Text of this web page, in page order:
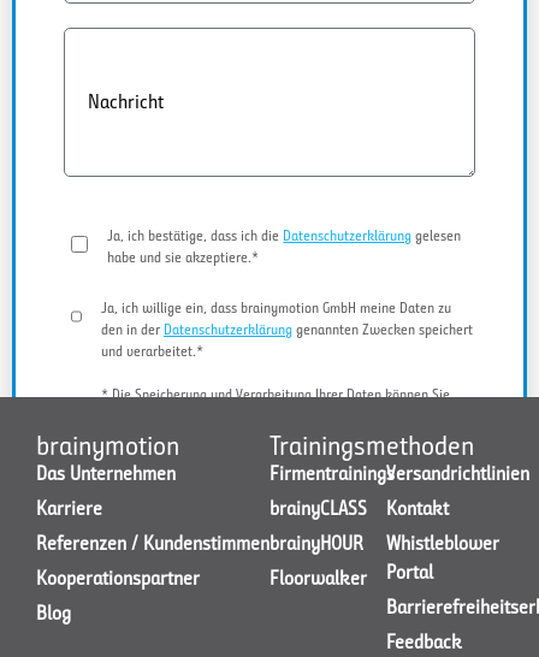
Nachricht
Ja, ich bestätige, dass ich die Datenschutzerklärung gelesen
habe und sie akzeptiere.*
Ja, ich willige ein, dass brainymotion GmbH meine Daten zu
den in der Datenschutzerklärung genannten Zwecken speichert
und verarbeitet.*
* Die Speicherung und Verarbeitung Ihrer Daten können Sie
JETZT KONTAKT AUFNEHMEN
brainymotion
Das Unternehmen
Karriere
Referenzen / Kundenstimmen
Kooperationspartner
Blog
Trainingsmethoden
Firmentrainings
brainyCLASS
brainyHOUR
Floorwalker
Versandrichtlinien
Kontakt
Whistleblower
Portal
Feedback